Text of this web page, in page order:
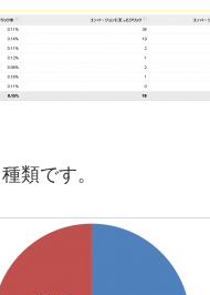
類です。